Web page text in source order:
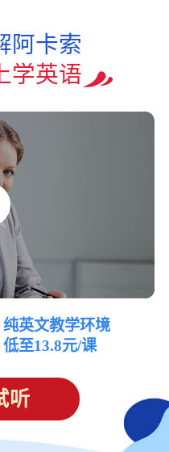
阿卡索
学英语
纯英文教学环境
低至13.8元/课
听